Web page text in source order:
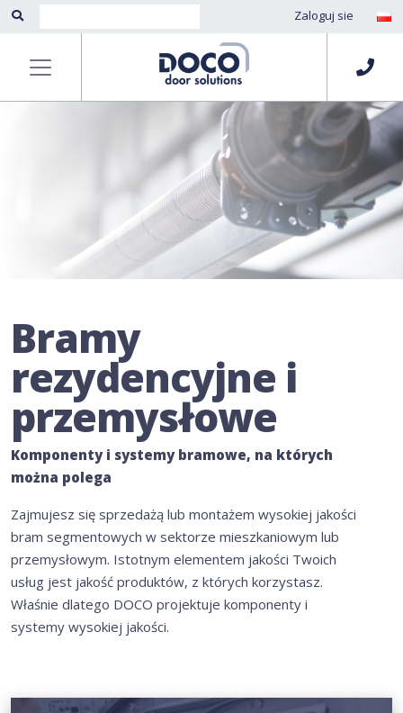
Zaloguj sie
Bramy
rezydencyjne i
przemysłowe
Komponenty i systemy bramowe, na których
można polega
Zajmujesz się sprzedażą lub montażem wysokiej jakości
bram segmentowych w sektorze mieszkaniowym lub
przemysłowym. Istotnym elementem jakości Twoich
usług jest jakość produktów, z których korzystasz.
Właśnie dlatego DOCO projektuje komponenty i
systemy wysokiej jakości.